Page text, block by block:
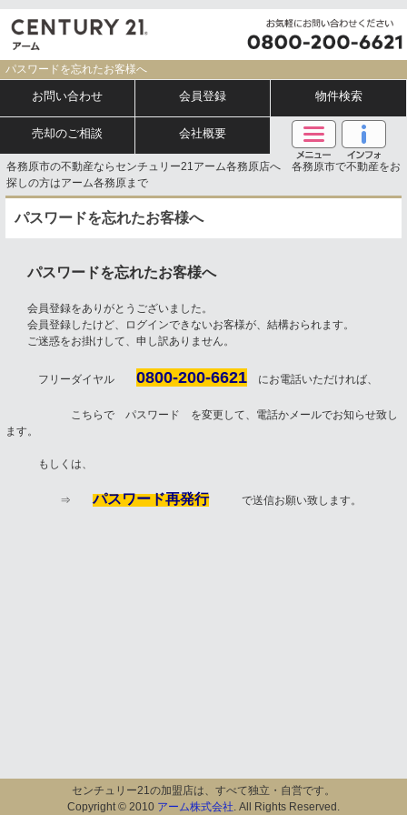
パスワードを忘れたお客様へ
お問い合わせ 会員登録 物件検索
売却のご相談 会社概要
各務原市の不動産ならセンチュリー21アーム各務原店へ 各務原市で不動産をお
探しの方はアーム各務原まで
パスワードを忘れたお客様へ
パスワードを忘れたお客様へ
会員登録をありがとうございました。
会員登録したけど、ログインできないお客様が、結構おられます。
ご迷惑をお掛けして、申し訳ありません。
フリーダイヤル 0800-200-6621 にお電話いただければ、
こちらで パスワード を変更して、電話かメールでお知らせ致し
ます。
もしくは、
⇒パスワード再発行で送信お願い致します。
センチュリー21の加盟店は、すべて独立・自営です。
Copyright © 2010 アーム株式会社. All Rights Reserved.